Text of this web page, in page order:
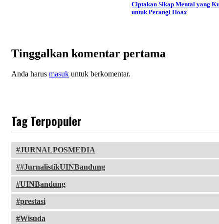
Ciptakan Sikap Mental yang
untuk Perangi Hoax
Tinggalkan komentar pertama
Anda harus masuk untuk berkomentar.
Tag Terpopuler
JURNALPOSMEDIA
#JurnalistikUINBandung
UINBandung
prestasi
Wisuda